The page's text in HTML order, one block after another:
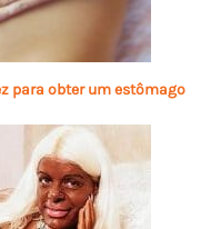
para obter um estômago